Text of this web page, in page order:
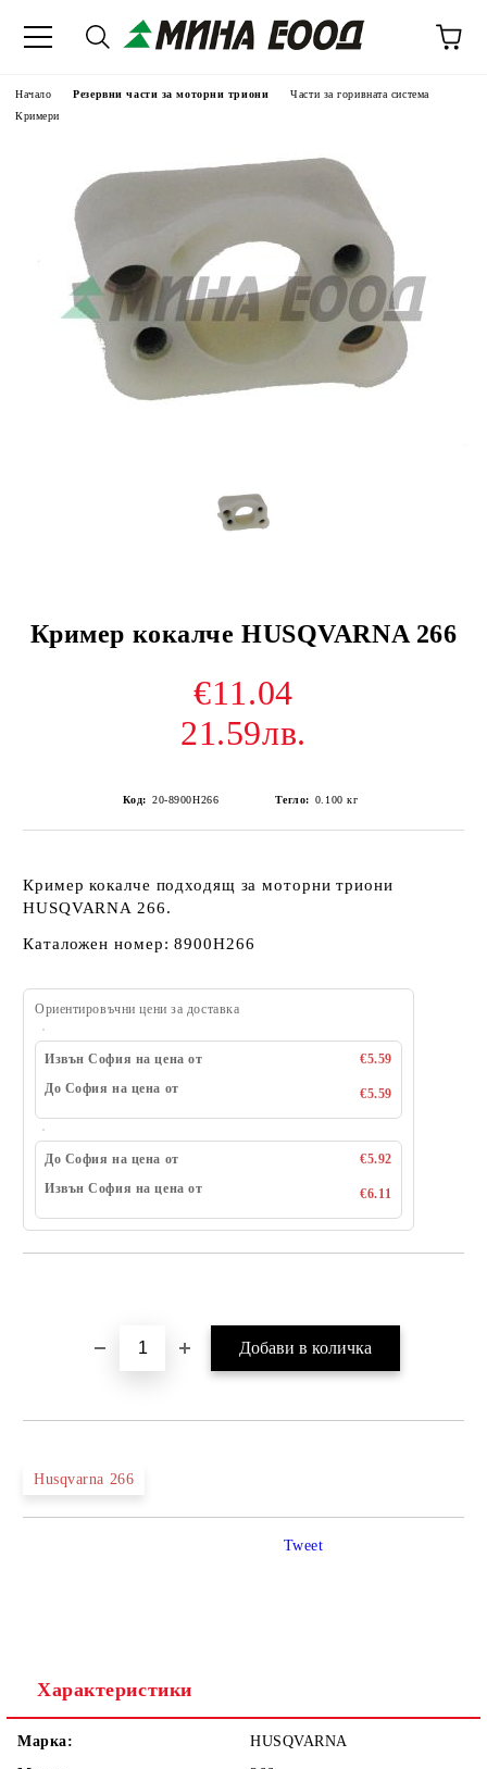
Начало Резервни части за моторни триони
Части за горивната система
Кримери
Кример кокалче HUSQVARNA 266
€11.04
21.59лв.
Код: 20-8900H266 Тегло: 0.100 кг
Кример кокалче подходящ за моторни триони
HUSQVARNA 266.
Каталожен номер: 8900H266
Ориентировъчни цени за доставка
Извън София на цена от
€5.59
До София на цена от
€5.59
До София на цена от
€5.92
Извън София на цена от
€6.11
Husqvarna 266
Tweet
Характеристики
Марка:
HUSQVARNA